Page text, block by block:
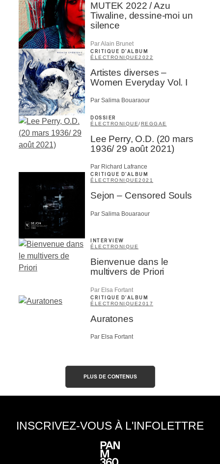
MUTEK 2022 / Azu
Tiwaline, dessine-moi un
silence
Par Alain Brunet
CRITIQUE D'ALBUM
ÉLECTRONIQUE2022
Artistes diverses –
Women Everyday Vol. I
Par Salima Bouaraour
DOSSIER
ÉLECTRONIQUE/REGGAE
Lee Perry, O.D. (20 mars
1936/ 29 août 2021)
Par Richard Lafrance
CRITIQUE D'ALBUM
ÉLECTRONIQUE2021
Sejon – Censored Souls
Par Salima Bouaraour
INTERVIEW
ÉLECTRONIQUE
Bienvenue dans le
multivers de Priori
Par Elsa Fortant
CRITIQUE D'ALBUM
ÉLECTRONIQUE2017
Auratones
Par Elsa Fortant
PLUS DE CONTENUS
INSCRIVEZ-VOUS À L'INFOLETTRE
Prénom*
Nom*
Type d'abonné
Mélomane
Professionnel industrie musicale
Amateur-e /Fan
Artiste